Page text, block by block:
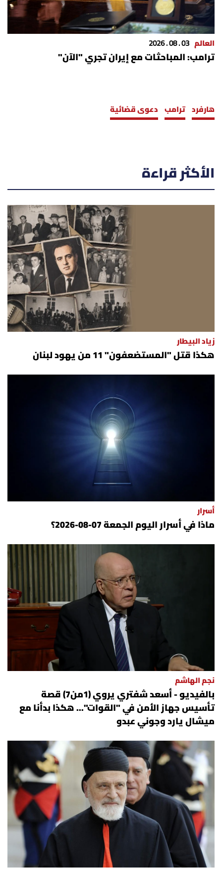
العالم 03 . 08 . 2026
ترامب: المباحثات مع إيران تجري "الآن"
هارفرد ترامب دعوى قضائية
الأكثر قراءة
زياد البيطار
هكذا قتل "المستضعفون" 11 من يهود لبنان
أسرار
ماذا في أسرار اليوم الجمعة 07-08-2026؟
نجم الهاشم
بالفيديو - أسعد شفتري يروي (1من7) قصة
تأسيس جهاز الأمن في "القوات"... هكذا بدأنا مع
ميشال يارد وجوني عبدو